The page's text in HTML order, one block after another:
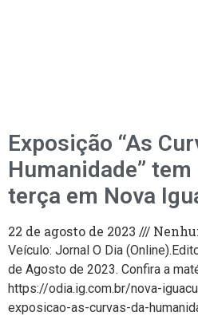
Exposição “As
Humanidade”
terça em Nova
22 de agosto de 2023
Veículo: Jornal O Dia
de Agosto de 2023. Confira a
https://odia.ig.com.br/nova-
exposicao-as-curvas-da-